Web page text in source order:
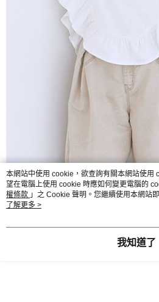
本網站中使用 cookie，欲查詢有關本網站使用
望在電腦上使用 cookie 時應如何變更電腦的
權條款 」之 Cookie 聲明。您繼續使用本網站
用條款之 Cookie 聲明使用 cookie。
了解更多 >
我知道了